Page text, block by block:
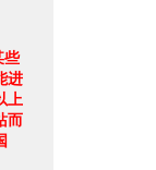
些
进
上
而